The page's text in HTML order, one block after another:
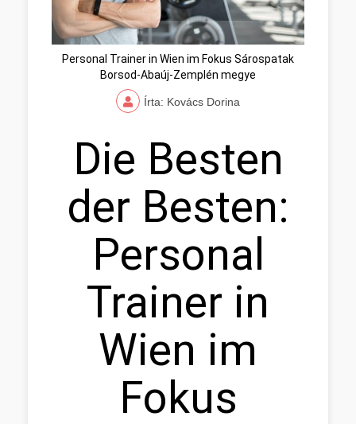
Personal Trainer in Wien im Fokus Sárospatak
Borsod-Abaúj-Zemplén megye
Írta: Kovács Dorina
Die Besten
der Besten:
Personal
Trainer in
Wien im
Fokus